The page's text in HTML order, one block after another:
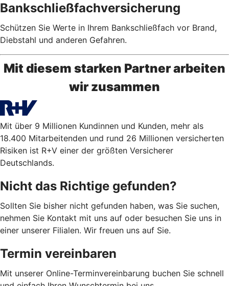
Bankschließfachversicherung
Schützen Sie Werte in Ihrem Bankschließfach vor Brand,
Diebstahl und anderen Gefahren.
Mit diesem starken Partner arbeiten
wir zusammen
Mit über 9 Millionen Kundinnen und Kunden, mehr als
18.400 Mitarbeitenden und rund 26 Millionen versicherten
Risiken ist R+V einer der größten Versicherer
Deutschlands.
Nicht das Richtige gefunden?
Sollten Sie bisher nicht gefunden haben, was Sie suchen,
nehmen Sie Kontakt mit uns auf oder besuchen Sie uns in
einer unserer Filialen. Wir freuen uns auf Sie.
Termin vereinbaren
Mit unserer Online-Terminvereinbarung buchen Sie schnell